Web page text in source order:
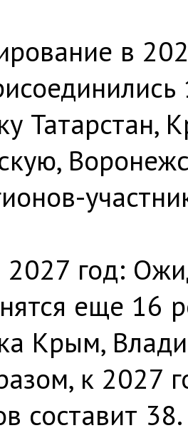
в
Татарстан,
год:
еще 16
Крым,
к 2027
составит 38.